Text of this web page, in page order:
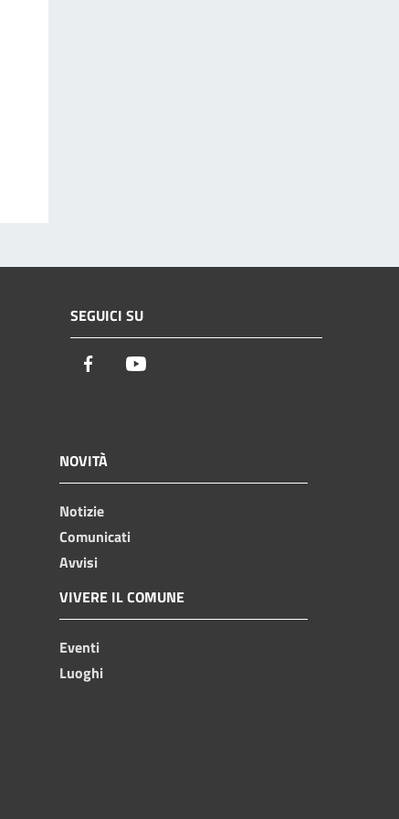
SEGUICI SU
Facebook
NOVITÀ
Notizie
Comunicati
Avvisi
VIVERE IL COMUNE
Eventi
Luoghi